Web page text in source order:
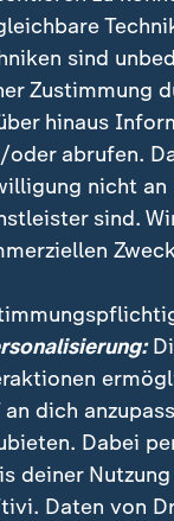
stellt
und Jusos
der Union
Grundgefühl
immerhin
zu attackieren.
sind
Zustimmung
hinaus
oder abrufen.
nicht
sind.
an dich
Dabei
deiner
Daten von